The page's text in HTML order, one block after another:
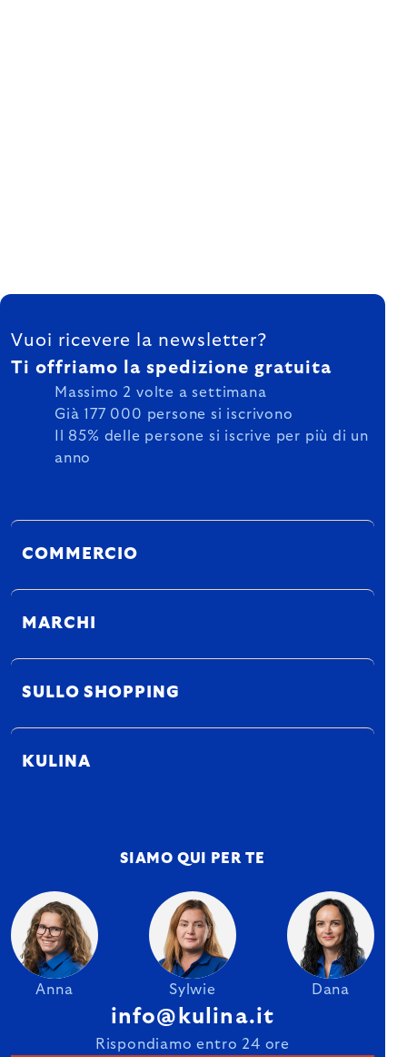
FOOTER
Vuoi ricevere la newsletter?
Ti offriamo la spedizione gratuita
Massimo 2 volte a settimana
Già 177 000 persone si iscrivono
Il 85% delle persone si iscrive per più di un
anno
COMMERCIO
MARCHI
SULLO SHOPPING
KULINA
SIAMO QUI PER TE
Anna Sylwie Dana
info@kulina.it
Rispondiamo entro 24 ore